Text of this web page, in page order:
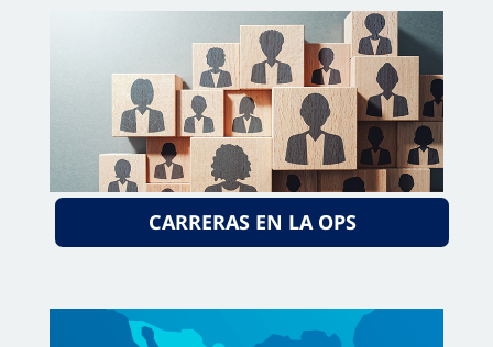
CARRERAS EN LA OPS